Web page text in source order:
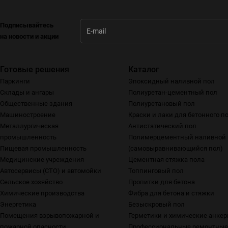
Подписывайтесь
на новости и акции
Готовые решения
Паркинги
Склады и ангары
Общественные здания
Машиностроение
Металлургическая
промышленность
Пищевая промышленность
Медицинские учреждения
Автосервисы (СТО) и автомойки
Сельское хозяйство
Химические производства
Энергетика
Помещения взрывопожарной и
Каталог
Эпоксидный наливной пол
Полиуретан-цементный пол
Полиуретановый пол
Краски и лаки для бетонного
Антистатический пол
Полимерцементный наливной
(самовыравнивающийся пол)
Цементная стяжка пола
Топпинговый пол
Пропитки для бетона
Фибра для бетона и стяжки
Безыскровый пол
Герметики и химические